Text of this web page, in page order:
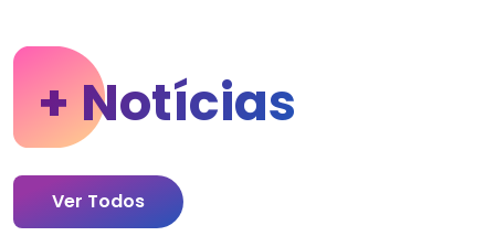
+ Notícias
Ver Todos